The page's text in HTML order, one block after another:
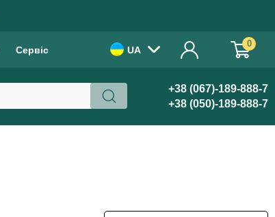
Сервіс UA
0
+38 (067)-189-888-7
+38 (050)-189-888-7